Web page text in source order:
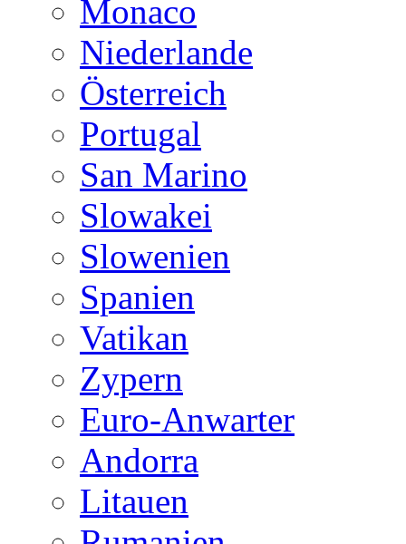
Monaco
Niederlande
Österreich
Portugal
San Marino
Slowakei
Slowenien
Spanien
Vatikan
Zypern
Euro-Anwarter
Andorra
Litauen